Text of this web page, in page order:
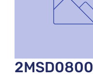
2MSD0800